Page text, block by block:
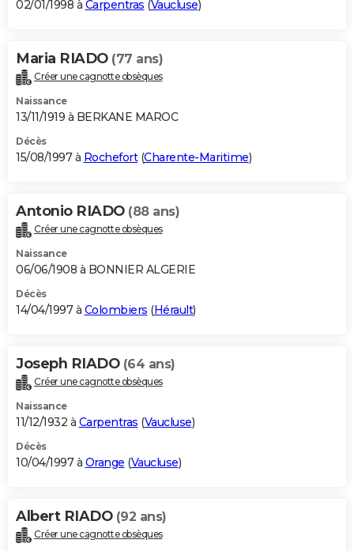
02/01/1998 à Carpentras (Vaucluse)
Maria RIADO (77 ans)
Créer une cagnotte obsèques
Naissance
13/11/1919 à BERKANE MAROC
Décès
15/08/1997 à Rochefort(Charente-Maritime)
Antonio RIADO (88 ans)
Créer une cagnotte obsèques
Naissance
06/06/1908 à BONNIER ALGERIE
Décès
14/04/1997 à Colombiers (Hérault)
Joseph RIADO (64 ans)
Créer une cagnotte obsèques
Naissance
11/12/1932 à Carpentras (Vaucluse)
Décès
10/04/1997 à Orange (Vaucluse)
Albert RIADO (92 ans)
Créer une cagnotte obsèques